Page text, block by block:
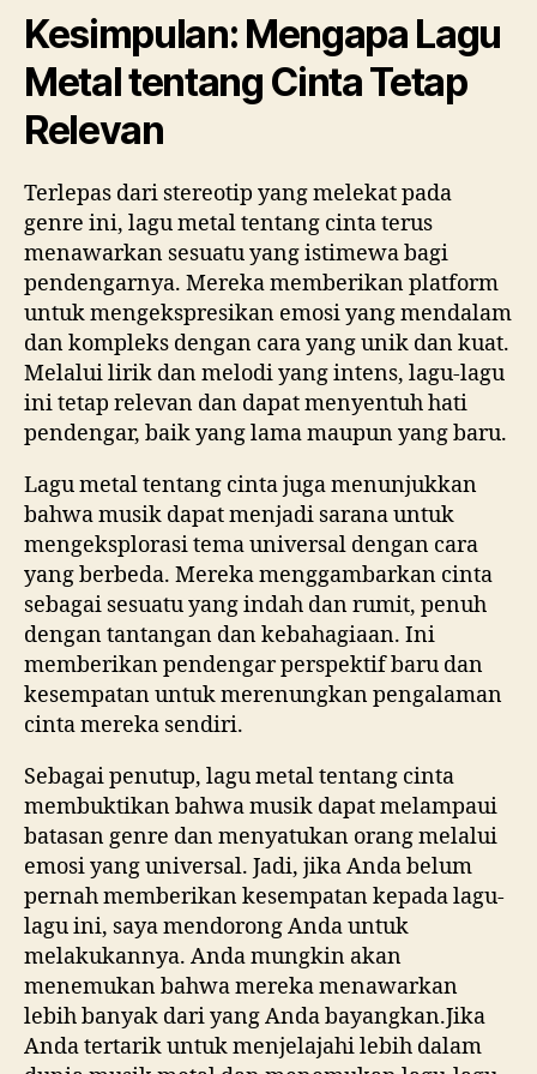
Kesimpulan: Mengapa Lagu
Metal tentang Cinta Tetap
Relevan
Terlepas dari stereotip yang melekat pada
genre ini, lagu metal tentang cinta terus
menawarkan sesuatu yang istimewa bagi
pendengarnya. Mereka memberikan platform
untuk mengekspresikan emosi yang mendalam
dan kompleks dengan cara yang unik dan kuat.
Melalui lirik dan melodi yang intens, lagu-lagu
ini tetap relevan dan dapat menyentuh hati
pendengar, baik yang lama maupun yang baru.
Lagu metal tentang cinta juga menunjukkan
bahwa musik dapat menjadi sarana untuk
mengeksplorasi tema universal dengan cara
yang berbeda. Mereka menggambarkan cinta
sebagai sesuatu yang indah dan rumit, penuh
dengan tantangan dan kebahagiaan. Ini
memberikan pendengar perspektif baru dan
kesempatan untuk merenungkan pengalaman
cinta mereka sendiri.
Sebagai penutup, lagu metal tentang cinta
membuktikan bahwa musik dapat melampaui
batasan genre dan menyatukan orang melalui
emosi yang universal. Jadi, jika Anda belum
pernah memberikan kesempatan kepada lagu-
lagu ini, saya mendorong Anda untuk
melakukannya. Anda mungkin akan
menemukan bahwa mereka menawarkan
lebih banyak dari yang Anda bayangkan.Jika
Anda tertarik untuk menjelajahi lebih dalam